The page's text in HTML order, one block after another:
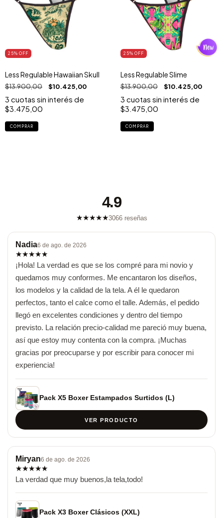
25% OFF
Less Regulable Hawaiian Skull
$13.900,00 $10.425,00
3 cuotas sin interés de
$3.475,00
COMPRAR
25% OFF
Less Regulable Slime
$13.900,00 $10.425,00
3 cuotas sin interés de
$3.475,00
COMPRAR
4.9
★★★★★3066 reseñas
Nadia6 de ago. de 2026
★★★★★
¡Hola! La verdad es que se los compré para mi novio y
quedamos muy conformes. Me encantaron los diseños,
los modelos y la calidad de la tela. A él le quedaron
perfectos, tanto el calce como el talle. Además, el pedido
llegó en excelentes condiciones y dentro del tiempo
previsto. La relación precio-calidad me pareció muy buena,
así que estoy muy contenta con la compra. ¡Muchas
gracias por preocuparse y por escribir para conocer mi
experiencia!
Pack X5 Boxer Estampados Surtidos (L)
VER PRODUCTO
Miryan6 de ago. de 2026
★★★★★
La verdad que muy buenos,la tela,todo!
Pack X3 Boxer Clásicos (XXL)